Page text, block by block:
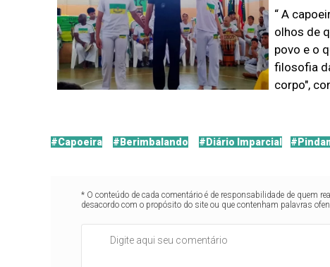
“ A
olhos de
povo e o
filosofia
corpo",
#Capoeira #Berimbalando #Diário Imparcial
* O conteúdo de cada comentário é de responsabilidade de quem
desacordo com o propósito do site ou que contenham palavras